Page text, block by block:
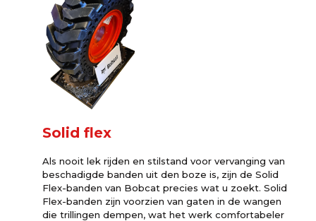
Solid flex
Als nooit lek rijden en stilstand voor vervanging van
beschadigde banden uit den boze is, zijn de Solid
Flex-banden van Bobcat precies wat u zoekt. Solid
Flex-banden zijn voorzien van gaten in de wangen
die trillingen dempen, wat het werk comfortabeler